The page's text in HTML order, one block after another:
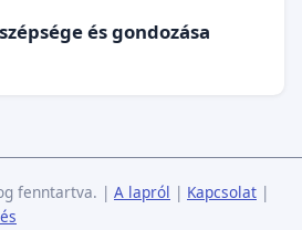
és gondozása
fenntartva. | A lapról | Kapcsolat |